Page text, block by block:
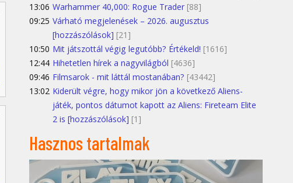
13:06 Warhammer 40,000: Rogue Trader [88]
09:25 Várható megjelenések – 2026. augusztus
[hozzászólások] [21]
10:50 Mit játszottál végig legutóbb? Értékeld! [1616]
12:44 Hihetetlen hírek a nagyvilágból [4636]
09:46 Filmsarok - mit láttál mostanában? [43442]
13:02 Kiderült végre, hogy mikor jön a következő Aliens-
játék, pontos dátumot kapott az Aliens: Fireteam Elite
2 is [hozzászólások] [1]
Hasznos tartalmak